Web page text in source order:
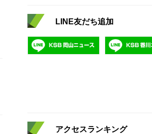
LINE友だち追加
アクセスランキング